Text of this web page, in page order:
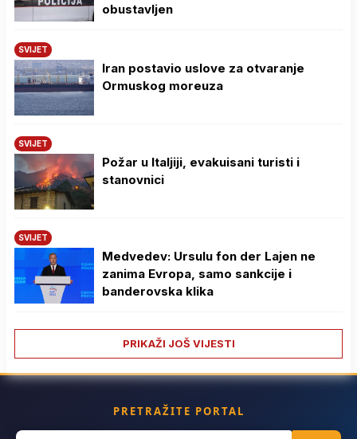
obustavljen
SVIJET
Iran postavio uslove za otvaranje
Ormuskog moreuza
SVIJET
Požar u Italjiji, evakuisani turisti i
stanovnici
SVIJET
Medvedev: Ursulu fon der Lajen ne
zanima Evropa, samo sankcije i
banderovska klika
PRIKAŽI JOŠ VIJESTI
PRETRAŽITE PORTAL